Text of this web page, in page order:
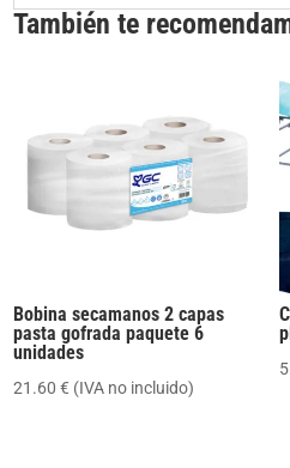
También te
Bobina secamanos 2 capas
pasta gofrada paquete 6
unidades
21.60€ (IVA no incluido)